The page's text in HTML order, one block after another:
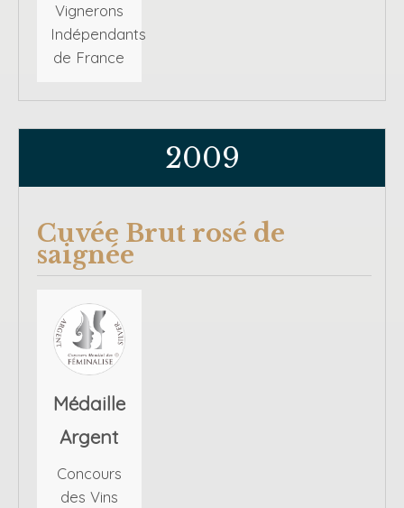
Vignerons
Indépendants
de France
2009
Cuvée Brut rosé de
saignée
Médaille
Argent
Concours
des Vins